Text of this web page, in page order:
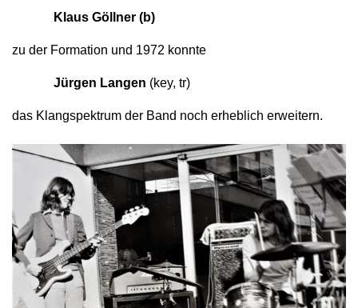
Klaus Göllner (b)
zu der Formation und 1972 konnte
Jürgen Langen (key, tr)
das Klangspektrum der Band noch erheblich erweitern.